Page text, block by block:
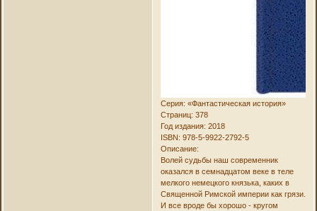
Серия: «Фантастическая история»
Страниц: 378
Год издания: 2018
ISBN: 978-5-9922-2792-5
Описание:
Волей судьбы наш современник
оказался в семнадцатом веке в теле
мелкого немецкого князька, каких в
Священной Римской империи как грязи.
И все вроде бы хорошо - кругом